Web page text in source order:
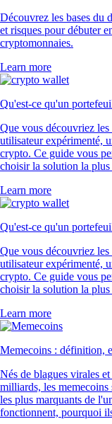
Découvrez les bases du
et risques pour débuter
cryptomonnaies.
Learn more
Qu'est-ce qu'un
Que vous découvriez
utilisateur expérimenté,
crypto. Ce guide vous
choisir la solution la plus
Learn more
Qu'est-ce qu'un
Que vous découvriez
utilisateur expérimenté,
crypto. Ce guide vous
choisir la solution la plus
Learn more
Memecoins : définition,
Nés de blagues virales
milliards, les memecoins
les plus marquants de
fonctionnent, pourquoi